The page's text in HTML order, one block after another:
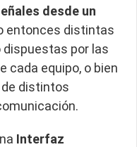
desde un
entonces distintas
por las
cada equipo, o bien
distintos
Interfaz